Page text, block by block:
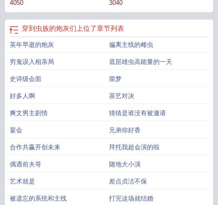
仙的机缘。”受尽情伤后，卡萨维斯发誓再也不会被美色所迷，雄虫只会影响他拔
刀的速度。“他好美……”“这次真的不一样！”第三个世界：自闭厌世末日异能者x
心机阴郁团欺雌虫第四个世界：种田文对照组圣父x嚣张跋扈星盗头领……1.单元
文，强弱强强弱强可能都会有2.全部双洁1v1，非完美人设3.番外可点播穿到虫族
的炮灰们上位了笔趣阁
穿到虫族做米虫作者奶茶甜加冰穿到虫族的炮灰们上位
了by山芜 穿到虫族的炮灰们上位了 山芜 穿到虫族做米虫 穿越虫族后我成了论
TXT穿到虫族的omega岁律txt 穿到虫族做米虫txt
虫族的炮灰们上位了by
穿到虫族的炮灰们上位了 山芜 笔趣阁
上位了番外穿到虫族的炮灰们上位了晋江穿到虫族去考研穿到虫族的炮灰们上
族的炮灰们上位了百度
穿到虫族的炮灰们上位了免费阅
4050 3040
穿到虫族的炮灰们上位了章节列表
英年早逝的炮灰 偏离主线的雌虫
穷鬼误入相亲局 底层雄虫高能量的一天
史诗级会面 噩梦
好多人啊 茶艺对决
爽文男主剧情 猜猜是谁没有被邀请
宴会 兄弟你好香
合作共赢开创未来 拜托我超会演的啦
偶遇前夫哥 随地大小演
艺术就是 差点贞洁不保
被遗忘的系统和主线 打完这场就结婚